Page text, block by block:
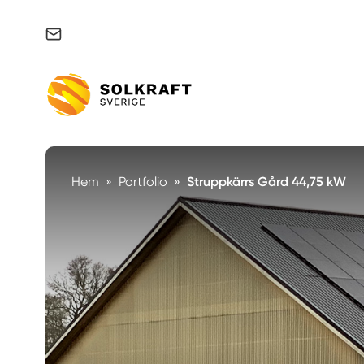
Hem » Portfolio » Struppkärrs Gård 44,75 kW